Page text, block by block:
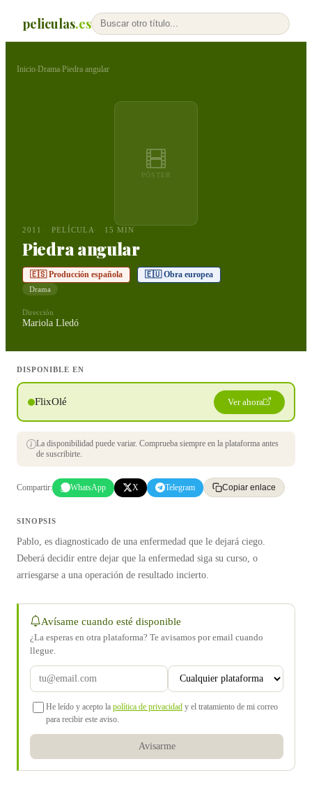
peliculas.es
Inicio›Drama›Piedra angular
PÓSTER
2011 PELÍCULA 15 MIN
Piedra angular
🇪🇸 Producción española 🇪🇺 Obra europea
Drama
Dirección
Mariola Lledó
DISPONIBLE EN
FlixOlé Ver ahora
La disponibilidad puede variar. Comprueba siempre en la plataforma antes
de suscribirte.
Compartir: WhatsApp X Telegram Copiar enlace
SINOPSIS
Pablo, es diagnosticado de una enfermedad que le dejará ciego.
Deberá decidir entre dejar que la enfermedad siga su curso, o
arriesgarse a una operación de resultado incierto.
Avísame cuando esté disponible
¿La esperas en otra plataforma? Te avisamos por email cuando
llegue.
He leído y acepto la política de privacidad y el tratamiento de mi correo
para recibir este aviso.
Avisarme